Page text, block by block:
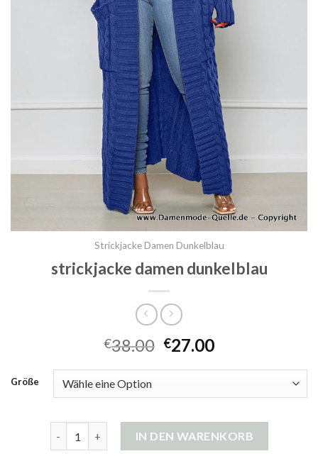
Strickjacke Damen Dunkelblau
strickjacke damen dunkelblau
€38.00 €27.00
Größe
IN DEN WARENKORB